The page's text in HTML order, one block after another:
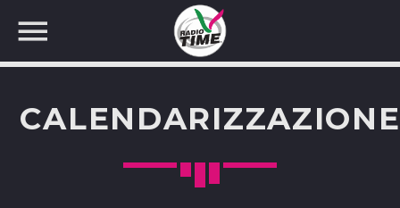
CALENDARIZZAZIONE